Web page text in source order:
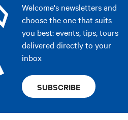
Welcome's newsletters and
choose the one that suits
you best: events, tips, tours
delivered directly to your
inbox
SUBSCRIBE